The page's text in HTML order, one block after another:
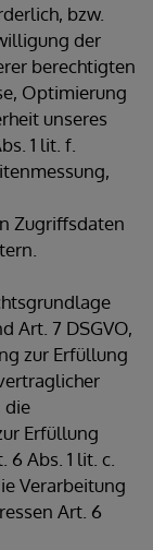
bzw.
der
berechtigten
Optimierung
unseres
1 lit. f.
Zugriffsdaten
Art. 7 DSGVO,
zur Erfüllung
die
Erfüllung
Abs. 1 lit. c.
Verarbeitung
Art. 6